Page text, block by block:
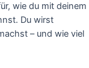
wie du mit deinem
Du wirst
– und wie viel